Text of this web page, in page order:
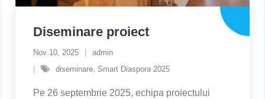
Diseminare proiect
Nov 10, 2025
admin
diseminare, Smart Diaspora 2025
Pe 26 septembrie 2025, echipa proiectului